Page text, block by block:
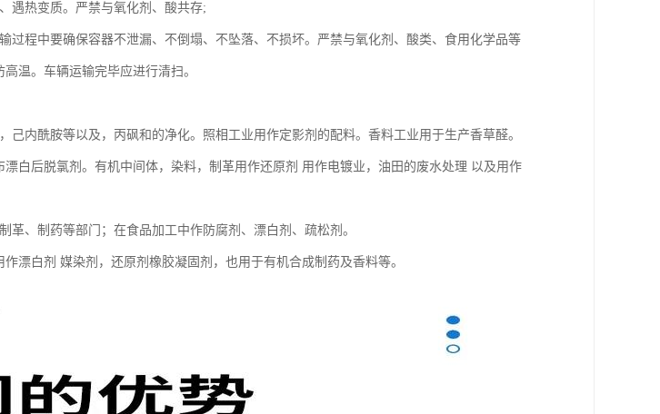
遇热变质。严禁与氧化剂、酸共存;
过程中要确保容器不泄漏、不倒塌、不坠落、不损坏。严禁与氧化剂、酸类、食用化学品等
温。车辆运输完毕应进行清扫。
己内酰胺等以及，丙砜和的净化。照相工业用作定影剂的配料。香料工业用于生产香草醛。
白后脱氯剂。有机中间体，染料，制革用作还原剂 用作电镀业，油田的废水处理 以及用作
革、制药等部门；在食品加工中作防腐剂、漂白剂、疏松剂。
漂白剂 媒染剂，还原剂橡胶凝固剂，也用于有机合成制药及香料等。